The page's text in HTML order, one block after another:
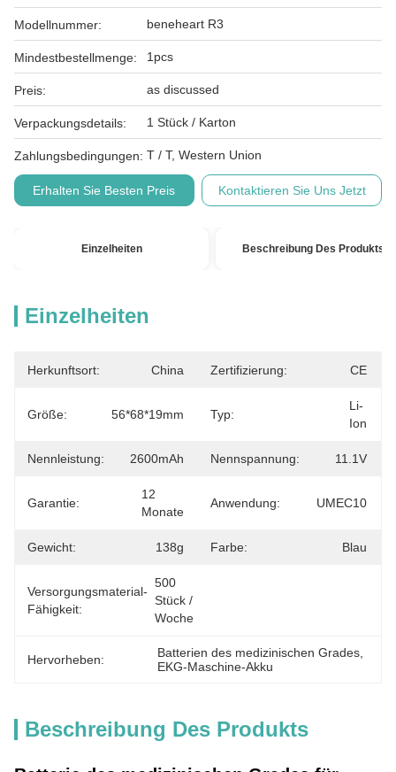
Modellnummer: beneheart R3
Mindestbestellmenge: 1pcs
Preis: as discussed
Verpackungsdetails: 1 Stück / Karton
Zahlungsbedingungen: T / T, Western Union
Erhalten Sie Besten Preis Kontaktieren Sie Uns Jetzt
Einzelheiten Beschreibung Des Produkts
Einzelheiten
Herkunftsort: China Zertifizierung: CE
Größe: 56*68*19mm Typ:
Li-
Ion
Nennleistung: 2600mAh Nennspannung: 11.1V
Garantie:
12
Monate
Anwendung: UMEC10
Gewicht: 138g Farbe: Blau
Versorgungsmaterial-
Fähigkeit:
500
Stück /
Woche
Hervorheben: Batterien des medizinischen Grades
EKG-Maschine-Akku
Beschreibung Des Produkts